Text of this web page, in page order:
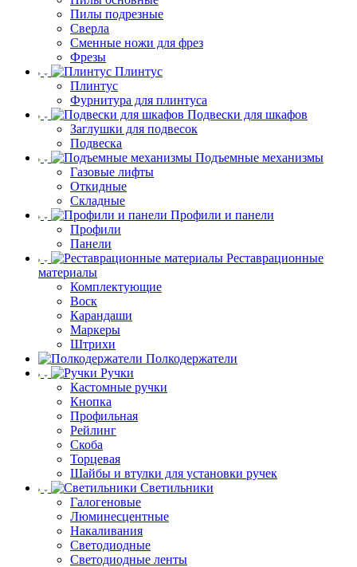
Пилы подрезные
Сверла
Сменные ножи для фрез
Фрезы
Плинтус
Плинтус
Фурнитура для плинтуса
Подвески для шкафов
Заглушки для подвесок
Подвеска
Подъемные механизмы
Газовые лифты
Откидные
Складные
Профили и панели
Профили
Панели
Реставрационные
материалы
Комплектующие
Воск
Карандаши
Маркеры
Штрихи
Полкодержатели
Ручки
Кастомные ручки
Кнопка
Профильная
Рейлинг
Скоба
Торцевая
Шайбы и втулки для установки ручек
Светильники
Галогеновые
Люминесцентные
Накаливания
Светодиодные
Светодиодные ленты